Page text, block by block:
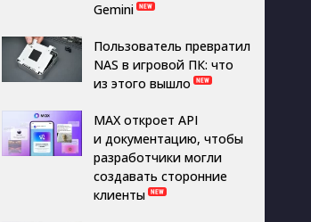
REMATCH HOCKEY
Я голубь
Gemini
Пользователь превратил
NAS в игровой ПК: что
из этого вышло
MAX откроет API
и документацию, чтобы
разработчики могли
создавать сторонние
клиенты